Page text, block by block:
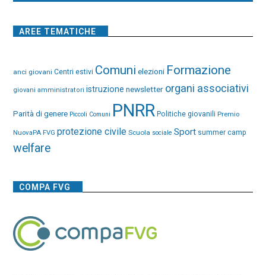
AREE TEMATICHE
anci giovani Centri estivi Comuni elezioni Formazione
giovani amministratori istruzione newsletter organi associativi
Parità di genere Piccoli Comuni PNRR Politiche giovanili Premio
NuovaPA FVG protezione civile Scuola sociale Sport summer camp
welfare
COMPA FVG